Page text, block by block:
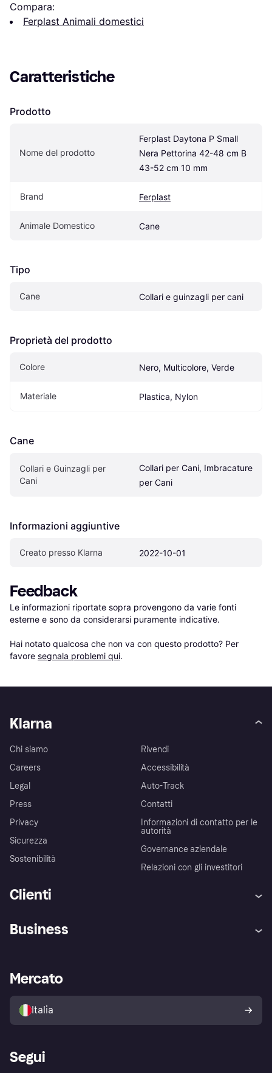
Compara:
Ferplast Animali domestici
Caratteristiche
Prodotto
Nome del prodotto
Ferplast Daytona P Small
Nera Pettorina 42-48 cm B
43-52 cm 10 mm
Brand Ferplast
Animale Domestico Cane
Tipo
Cane Collari e guinzagli per cani
Proprietà del prodotto
Colore Nero, Multicolore, Verde
Materiale Plastica, Nylon
Cane
Collari e Guinzagli per
Cani
Collari per Cani, Imbracature
per Cani
Informazioni aggiuntive
Creato presso Klarna 2022-10-01
Feedback
Le informazioni riportate sopra provengono da varie fonti
esterne e sono da considerarsi puramente indicative.
Hai notato qualcosa che non va con questo prodotto? Per
favore segnala problemi qui.
Klarna
Chi siamo
Careers
Legal
Press
Privacy
Sicurezza
Sostenibilità
Rivendi
Accessibilità
Auto-Track
Contatti
Informazioni di contatto per le
autorità
Governance aziendale
Relazioni con gli investitori
Clienti
Assistenza
Esplora i negozi
Politica di protezione
dell'acquirente Klarna
Business
Accesso aziende
Mercato
Italia
Segui